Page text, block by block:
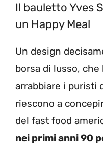
Il bauletto Yves
un Happy Meal
Un design
borsa di lusso, che
arrabbiare i puristi
riescono a
del fast food
nei primi anni 90